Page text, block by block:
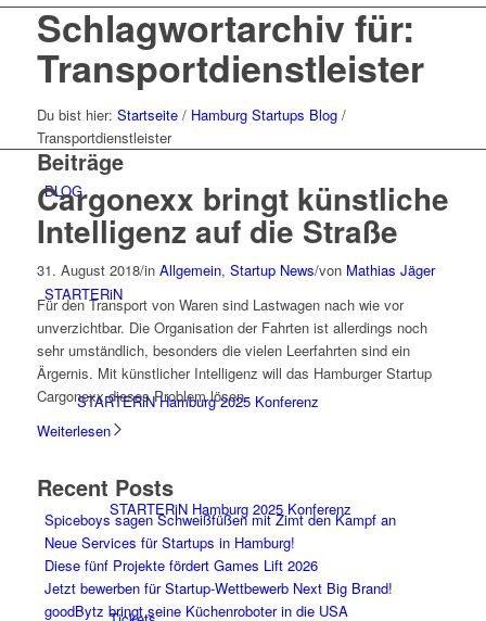
BLOG
STARTERiN
STARTERiN Hamburg 2025 Konferenz
STARTERiN Hamburg 2025 Konferenz
Schlagwortarchiv für:
Transportdienstleister
Du bist hier: Startseite / Hamburg Startups Blog /
Transportdienstleister
Beiträge
Cargonexx bringt künstliche
Intelligenz auf die Straße
31. August 2018/in Allgemein, Startup News/von Mathias Jäger
Für den Transport von Waren sind Lastwagen nach wie vor
unverzichtbar. Die Organisation der Fahrten ist allerdings noch
sehr umständlich, besonders die vielen Leerfahrten sind ein
Ärgernis. Mit künstlicher Intelligenz will das Hamburger Startup
Cargonexx dieses Problem lösen.
Weiterlesen
Recent Posts
Spiceboys sagen Schweißfüßen mit Zimt den Kampf an
Neue Services für Startups in Hamburg!
Diese fünf Projekte fördert Games Lift 2026
Jetzt bewerben für Startup-Wettbewerb Next Big Brand!
goodBytz bringt seine Küchenroboter in die USA